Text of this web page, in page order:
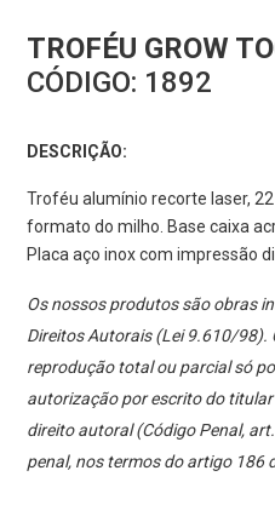
TROFÉU GROW
CÓDIGO: 1892
DESCRIÇÃO:
Troféu alumínio recorte laser,
formato do milho. Base caixa
Placa aço inox com impressão
Os nossos produtos são obras
Direitos Autorais (Lei 9.610/98).
reprodução total ou parcial só
autorização por escrito do
direito autoral (Código Penal,
penal, nos termos do artigo 186